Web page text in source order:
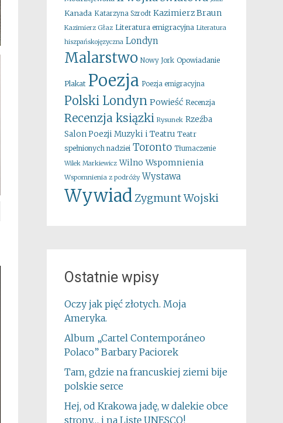
Kanada Katarzyna Szrodt Kazimierz Braun
Kazimierz Głaz Literatura emigracyjna Literatura
hiszpańskojęzyczna Londyn
Malarstwo Nowy Jork Opowiadanie
Plakat Poezja Poezja emigracyjna
Polski Londyn Powieść Recenzja
Recenzja ksiązki Rysunek Rzeźba
Salon Poezji Muzyki i Teatru Teatr
spełnionych nadziei Toronto Tłumaczenie
Wilek Markiewicz Wilno Wspomnienia
Wspomnienia z podróży Wystawa
WywiadZygmunt Wojski
Ostatnie wpisy
Oczy jak pięć złotych. Moja
Ameryka.
Album „Cartel Contemporáneo
Polaco” Barbary Paciorek
Tam, gdzie na francuskiej ziemi bije
polskie serce
Hej, od Krakowa jadę, w dalekie obce
strony… i na Listę UNESCO!